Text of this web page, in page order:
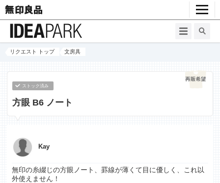
リクエスト トップ 文房具
ストック済み
方眼 B6 ノート
Kay
無印の糸綴じの方眼ノート、罫線が薄くて目に優しく、これ以
外使えません！